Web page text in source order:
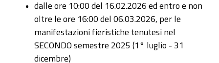
dalle ore 10:00 del 16.02.2026 ed entro e non
oltre le ore 16:00 del 06.03.2026 , per le
manifestazioni fieristiche tenutesi nel
SECONDO semestre 2025 (1° luglio - 31
dicembre)